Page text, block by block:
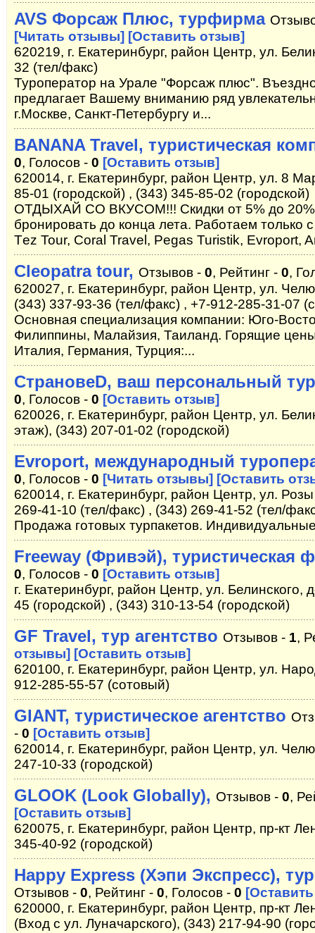
AVS Форсаж Плюс, турфирма
[Читать отзывы] [Оставить отзыв]
620219, г. Екатеринбург, район Центр, ул.
32 (тел/факс)
Туроператор на Урале "Форсаж плюс".
предлагает Вашему вниманию ряд
г.Москве, Санкт-Петербургу и...
BANANA Travel, туристическая
0, Голосов - 0 [Оставить отзыв]
620014, г. Екатеринбург, район Центр, ул. 8
85-01 (городской) , (343) 345-85-02 (городской)
ОТДЫХАЙ СО ВКУСОМ!!! Скидки от 5% до 20%
бронировать до конца лета. Работаем
Тez Tour, Coral Travel, Pegas Turistik, Evroport,
Cleopatra tour, Отзывов - 0, Рейтинг - 0,
620027, г. Екатеринбург, район Центр, ул.
(343) 337-93-36 (тел/факс) , +7-912-285-31-07
Основная специализация компании: Юго-
Филиппины, Малайзия, Таиланд. Горящие
Италия, Германия, Турция:...
CтрановеD, ваш персональный
0, Голосов - 0 [Оставить отзыв]
620026, г. Екатеринбург, район Центр, ул.
этаж), (343) 207-01-02 (городской)
Evroport, международный
0, Голосов - 0 [Читать отзывы] [Оставить
620014, г. Екатеринбург, район Центр, ул.
269-41-10 (тел/факс) , (343) 269-41-52 (тел/
Продажа готовых турпакетов.
Freeway (Фривэй), туристическая
0, Голосов - 0 [Оставить отзыв]
г. Екатеринбург, район Центр, ул.
45 (городской) , (343) 310-13-54 (городской)
GF Travel, тур агентство Отзывов - 1,
отзывы] [Оставить отзыв]
620100, г. Екатеринбург, район Центр, ул.
912-285-55-57 (сотовый)
GIANT, туристическое агентство
- 0 [Оставить отзыв]
620014, г. Екатеринбург, район Центр, ул.
247-10-33 (городской)
GLOOK (Look Globally), Отзывов - 0,
[Оставить отзыв]
620075, г. Екатеринбург, район Центр, пр-кт
345-40-92 (городской)
Happy Express (Хэпи Экспресс),
Отзывов - 0, Рейтинг - 0, Голосов - 0
620000, г. Екатеринбург, район Центр, пр-кт
(Вход с ул. Луначарского), (343) 217-94-90